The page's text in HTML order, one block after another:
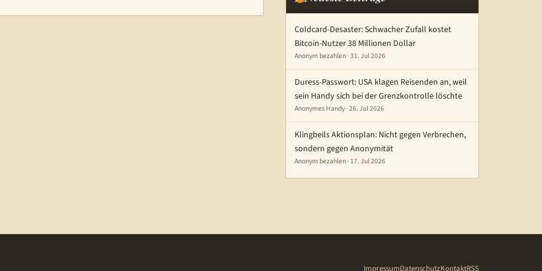
Coldcard-Desaster: Schwacher Zufall kostet
Bitcoin-Nutzer 38 Millionen Dollar
Anonym bezahlen · 31. Jul 2026
Duress-Passwort: USA klagen Reisenden an, weil
sein Handy sich bei der Grenzkontrolle löschte
Anonymes Handy · 26. Jul 2026
Klingbeils Aktionsplan: Nicht gegen Verbrechen,
sondern gegen Anonymität
Anonym bezahlen · 17. Jul 2026
ImpressumDatenschutzKontaktRSS